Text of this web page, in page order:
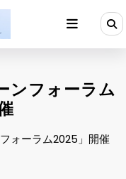
ンフォーラム
ォーラム2025」開催